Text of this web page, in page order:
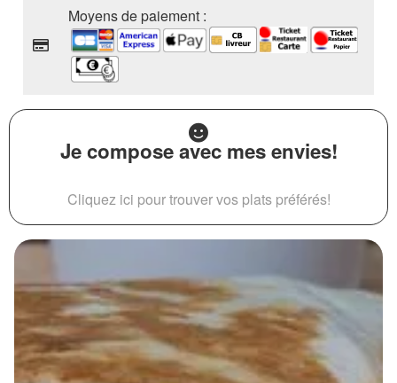
Moyens de paiement :
Je compose avec mes envies!
Cliquez ici pour trouver vos plats préférés!